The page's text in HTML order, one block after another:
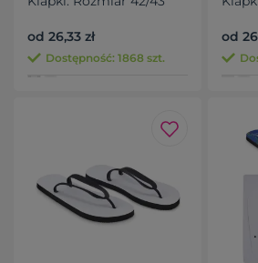
od 26,33 zł
Dostępność: 1868 szt.
od